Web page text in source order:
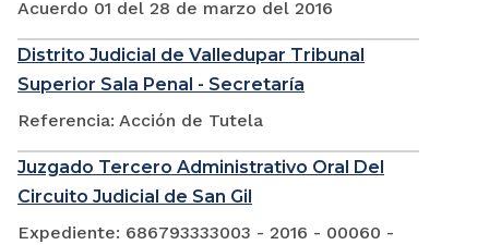
Acuerdo 01 del 28 de marzo del 2016
Distrito Judicial de Valledupar Tribunal
Superior Sala Penal - Secretaría
Referencia: Acción de Tutela
Juzgado Tercero Administrativo Oral Del
Circuito Judicial de San Gil
Expediente: 686793333003 - 2016 - 00060 -